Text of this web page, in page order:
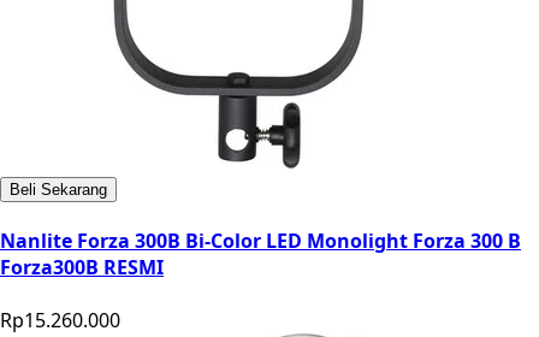
Beli Sekarang
Nanlite Forza 300B Bi-Color LED Monolight Forza 300 B
Forza300B RESMI
Rp15.260.000